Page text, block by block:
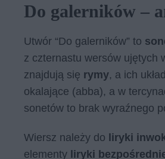
Do galerników –
Utwór “Do galerników” to
z czternastu wersów ujętych
znajdują się rymy, a ich
okalające (abba), a w
sonetów to brak wyraźnego
Wiersz należy do liryki
elementy liryki